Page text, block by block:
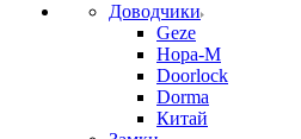
Доводчики
Geze
Нора-М
Doorlock
Dorma
Китай